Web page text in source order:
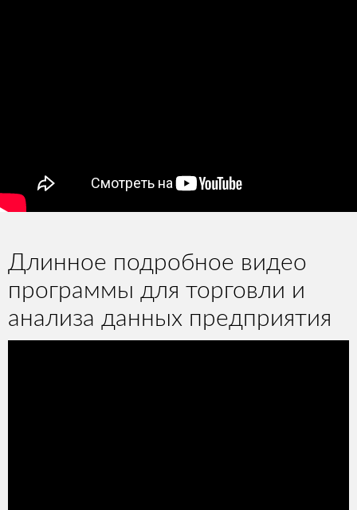
Длинное подробное видео
программы для торговли и
анализа данных предприятия